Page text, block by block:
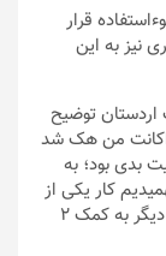
قرار
نیز به این
اردستان توضیح
اکانت من هک شد
بدی بود؛ به
کار یکی از
دانش‌آموزان بوده است. همین دانش‌آموز یک‌بار دیگر به کمک ۲